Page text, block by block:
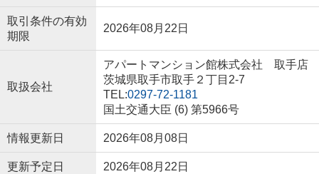
取引条件の有効
期限
2026年08月22日
取扱会社
アパートマンション館株式会社 取手店
茨城県取手市取手２丁目2-7
TEL:0297-72-1181
国土交通大臣 (6) 第5966号
情報更新日 2026年08月08日
更新予定日 2026年08月22日